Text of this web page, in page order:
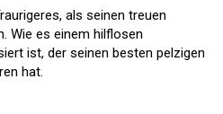
als seinen treuen
Wie es einem hilflosen
ist, der seinen besten pelzigen
hat.